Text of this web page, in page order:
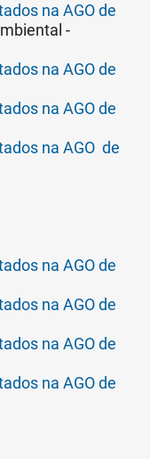
na AGO de
-
na AGO de
na AGO de
na AGO de
na AGO de
na AGO de
na AGO de
na AGO de